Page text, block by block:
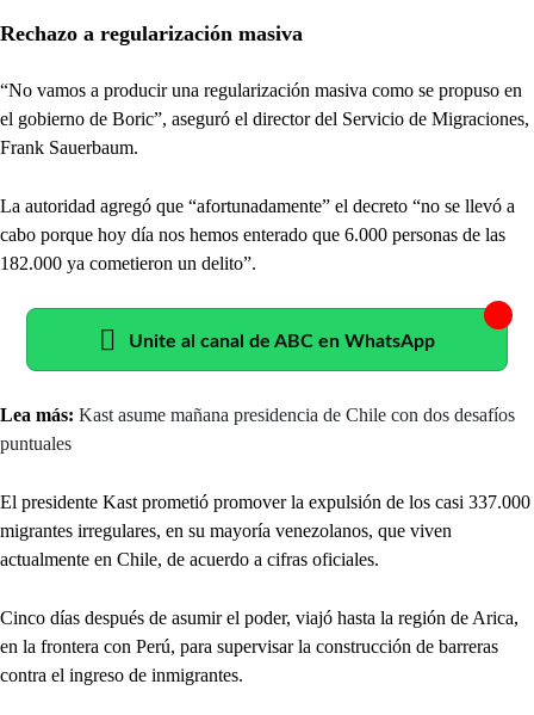
Rechazo a regularización masiva
“No vamos a producir una regularización masiva como se propuso en
el gobierno de Boric”, aseguró el director del Servicio de Migraciones,
Frank Sauerbaum.
La autoridad agregó que “afortunadamente” el decreto “no se llevó a
cabo porque hoy día nos hemos enterado que 6.000 personas de las
182.000 ya cometieron un delito”.
Unite al canal de ABC en WhatsApp
Lea más: Kast asume mañana presidencia de Chile con dos desafíos
puntuales
El presidente Kast prometió promover la expulsión de los casi 337.000
migrantes irregulares, en su mayoría venezolanos, que viven
actualmente en Chile, de acuerdo a cifras oficiales.
Cinco días después de asumir el poder, viajó hasta la región de Arica,
en la frontera con Perú, para supervisar la construcción de barreras
contra el ingreso de inmigrantes.